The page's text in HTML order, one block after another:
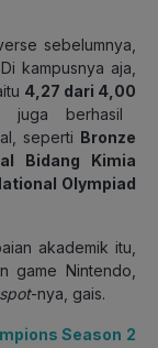
sebelumnya,
kampusnya aja,
4,27 dari 4,00
juga berhasil
seperti Bronze
Bidang Kimia
Olympiad
akademik itu,
game Nintendo,
-nya, gais.
Season 2